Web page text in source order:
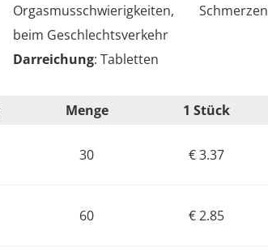
Orgasmusschwierigkeiten, Schmerzen
beim Geschlechtsverkehr
Darreichung: Tabletten
Menge 1 Stück
30 € 3.37
60 € 2.85